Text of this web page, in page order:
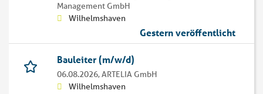
Management GmbH
Wilhelmshaven
Gestern veröffentlicht
Bauleiter (m/w/d)
06.08.2026,ARTELIA GmbH
Wilhelmshaven